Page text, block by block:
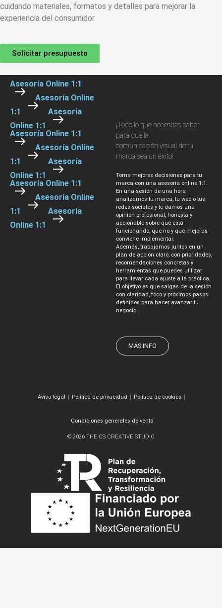
cuidando materiales, formatos y detalles para mejorar la
experiencia del consumidor.
Solicitar presupuesto
Asesoría Online 1:1
Asesoría Online
1:1
Asesoría
Online 1:1
Asesoría Online 1:1
Asesoría Online
1:1
Asesoría
Online 1:1
Asesoría Online 1:1
Asesoría Online
1:1
Asesoría
Online 1:1
¡Todo lo que necesitas saber
para que la
comunicación visual de tu
marca sea un éxito!
Toma mejores decisiones para tu
marca con una asesoría online 1:1.
En una sesión de una hora
analizamos tu marca, tu web o tus
redes sociales y te damos una
opinión profesional, honesta y
accionable sobre qué está
funcionando, qué no y qué mejoras
conviene implementar.
Además, trabajamos juntos en un
plan de acción claro, con prioridades,
recomendaciones concretas y
herramientas que puedes utilizar
para llevar cada ajuste a la práctica.
El objetivo es que salgas de la sesión
con claridad, foco y próximos pasos
definidos para hacer avanzar tu
negocio
MÁS INFO
Aviso legal Política de privacidad Política de cookies
Condiciones generales de venta
© 2026 THE CS CREATIVE STUDIO